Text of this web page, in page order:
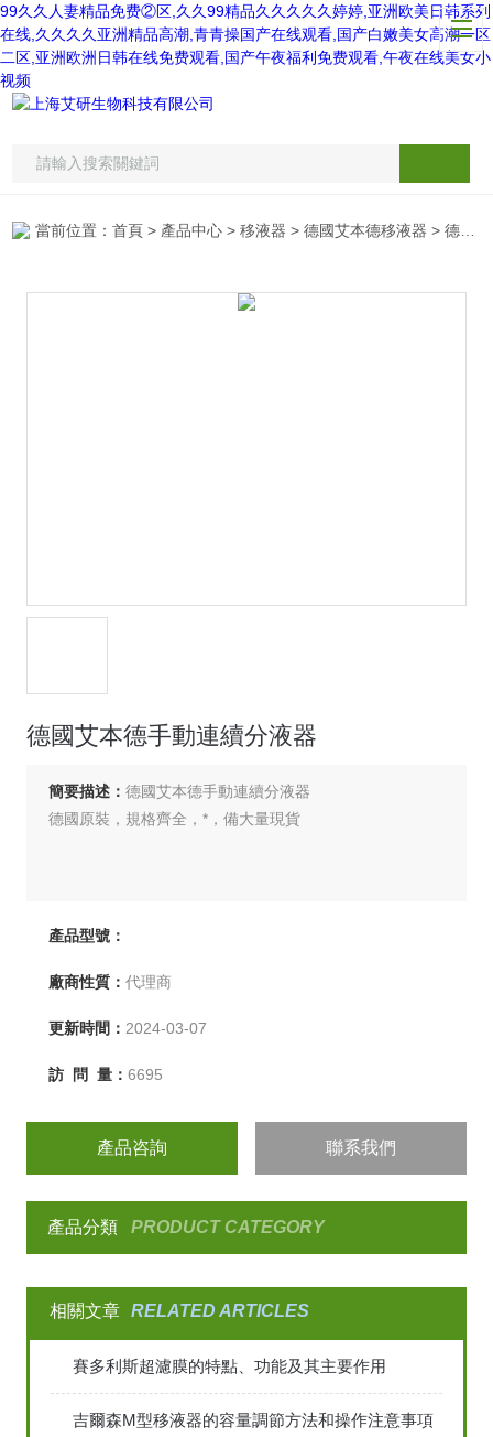
99久久人妻精品免费②区,久久99精品久久久久久婷婷,亚洲欧美日韩系列
在线,久久久久亚洲精品高潮,青青操国产在线观看,国产白嫩美女高潮一区
二区,亚洲欧洲日韩在线免费观看,国产午夜福利免费观看,午夜在线美女小
视频
當前位置：首頁 > 產品中心 >移液器 >德國艾本德移液器 > 德國艾本德手動連續分液器
德國艾本德手動連續分液器
簡要描述： 德國艾本德手動連續分液器
德國原裝，規格齊全，*，備大量現貨
產品型號：
廠商性質： 代理商
更新時間： 2024-03-07
訪 問 量： 6695
產品咨詢 聯系我們
產品分類 PRODUCT CATEGORY
相關文章 RELATED ARTICLES
賽多利斯超濾膜的特點、功能及其主要作用
吉爾森M型移液器的容量調節方法和操作注意事項